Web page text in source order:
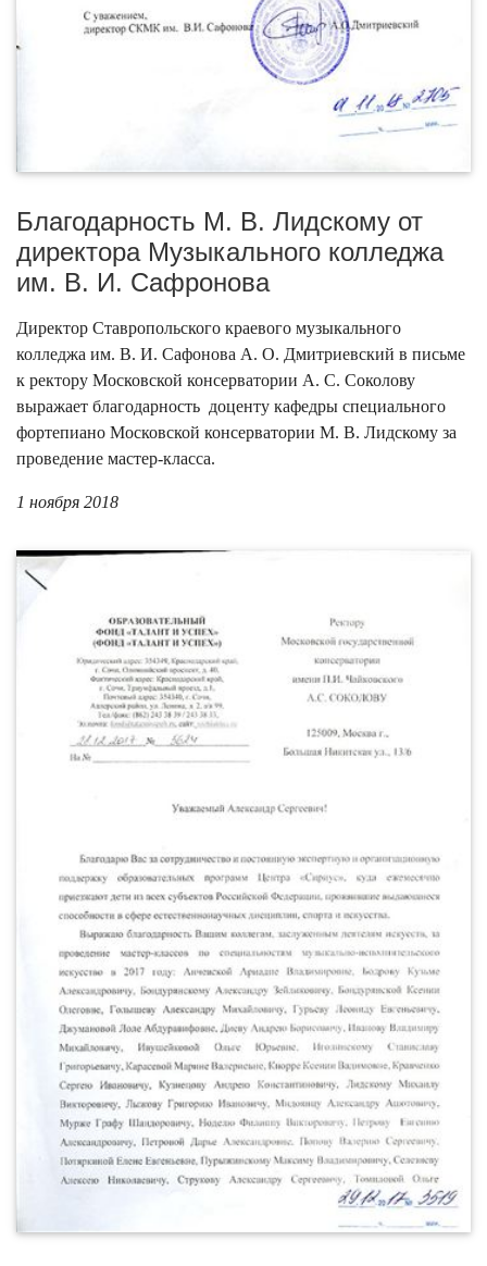
Благодарность М. В. Лидскому от
директора Музыкального колледжа
им. В. И. Сафронова
Директор Ставропольского краевого музыкального
колледжа им. В. И. Сафонова А. О. Дмитриевский в письме
к ректору Московской консерватории А. С. Соколову
выражает благодарность доценту кафедры специального
фортепиано Московской консерватории М. В. Лидскому за
проведение мастер-класса.
1 ноября 2018